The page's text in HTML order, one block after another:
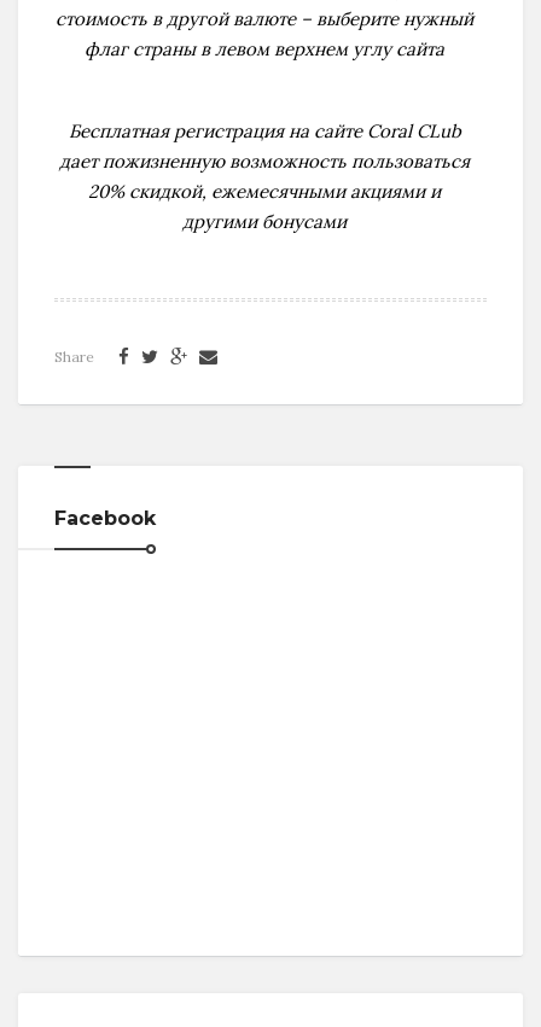
стоимость в другой валюте – выберите нужный
флаг страны в левом верхнем углу сайта
Бесплатная регистрация на сайте Coral CLub
дает пожизненную возможность пользоваться
20% скидкой, ежемесячными акциями и
другими бонусами
Share
Facebook